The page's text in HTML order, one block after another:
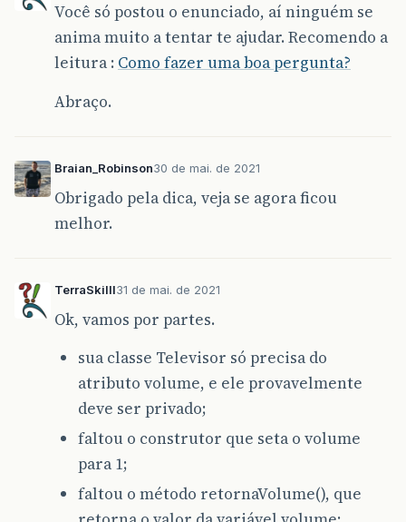
Você só postou o enunciado, aí ninguém se
anima muito a tentar te ajudar. Recomendo a
leitura : Como fazer uma boa pergunta?
Abraço.
Braian_Robinson30 de mai. de 2021
Obrigado pela dica, veja se agora ficou
melhor.
TerraSkilll31 de mai. de 2021
Ok, vamos por partes.
sua classe Televisor só precisa do
atributo volume, e ele provavelmente
deve ser privado;
faltou o construtor que seta o volume
para 1;
faltou o método retornaVolume(), que